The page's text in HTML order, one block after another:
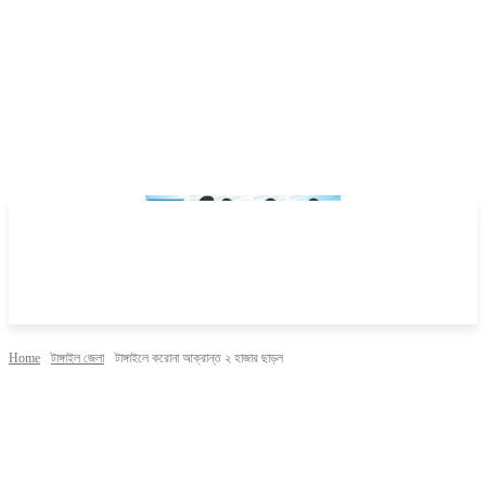
Home টাঙ্গাইল জেলা টাঙ্গাইলে করোনা আক্রান্ত ২ হাজার ছাড়ল